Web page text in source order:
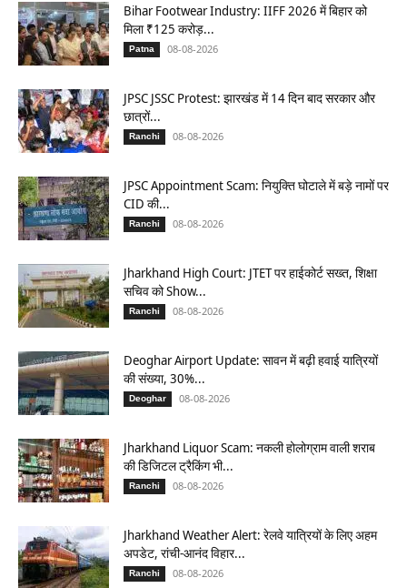
Bihar Footwear Industry: IIFF 2026 में बिहार को
मिला ₹125 करोड़...
Patna 08-08-2026
JPSC JSSC Protest: झारखंड में 14 दिन बाद सरकार और
छात्रों...
Ranchi 08-08-2026
JPSC Appointment Scam: नियुक्ति घोटाले में बड़े नामों पर
CID की...
Ranchi 08-08-2026
Jharkhand High Court: JTET पर हाईकोर्ट सख्त, शिक्षा
सचिव को Show...
Ranchi 08-08-2026
Deoghar Airport Update: सावन में बढ़ी हवाई यात्रियों
की संख्या, 30%...
Deoghar 08-08-2026
Jharkhand Liquor Scam: नकली होलोग्राम वाली शराब
की डिजिटल ट्रैकिंग भी...
Ranchi 08-08-2026
Jharkhand Weather Alert: रेलवे यात्रियों के लिए अहम
अपडेट, रांची-आनंद विहार...
Ranchi 08-08-2026